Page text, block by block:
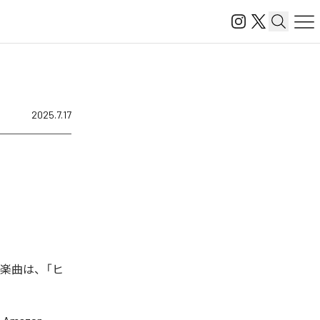
2025.7.17
曲は、「ヒ